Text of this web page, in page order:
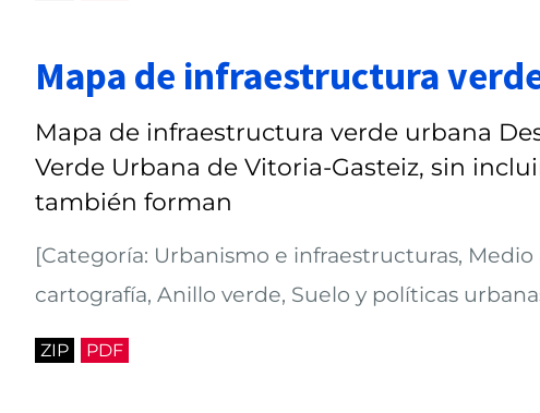
Mapa de infraestructura
Mapa de infraestructura verde urbana
Verde Urbana de Vitoria-Gasteiz, sin
también forman
[Categoría: Urbanismo e infraestructuras,
cartografía, Anillo verde, Suelo y políticas
ZIP PDF